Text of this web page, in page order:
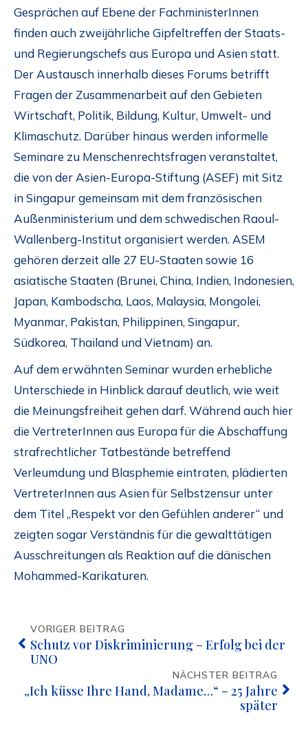
Gesprächen auf Ebene der FachministerInnen
finden auch zweijährliche Gipfeltreffen der Staats-
und Regierungschefs aus Europa und Asien statt.
Der Austausch innerhalb dieses Forums betrifft
Fragen der Zusammenarbeit auf den Gebieten
Wirtschaft, Politik, Bildung, Kultur, Umwelt- und
Klimaschutz. Darüber hinaus werden informelle
Seminare zu Menschenrechtsfragen veranstaltet,
die von der Asien-Europa-Stiftung (ASEF) mit Sitz
in Singapur gemeinsam mit dem französischen
Außenministerium und dem schwedischen Raoul-
Wallenberg-Institut organisiert werden. ASEM
gehören derzeit alle 27 EU-Staaten sowie 16
asiatische Staaten (Brunei, China, Indien, Indonesien,
Japan, Kambodscha, Laos, Malaysia, Mongolei,
Myanmar, Pakistan, Philippinen, Singapur,
Südkorea, Thailand und Vietnam) an.
Auf dem erwähnten Seminar wurden erhebliche
Unterschiede in Hinblick darauf deutlich, wie weit
die Meinungsfreiheit gehen darf. Während auch hier
die VertreterInnen aus Europa für die Abschaffung
strafrechtlicher Tatbestände betreffend
Verleumdung und Blasphemie eintraten, plädierten
VertreterInnen aus Asien für Selbstzensur unter
dem Titel „Respekt vor den Gefühlen anderer“ und
zeigten sogar Verständnis für die gewalttätigen
Ausschreitungen als Reaktion auf die dänischen
Mohammed-Karikaturen.
VORIGER BEITRAG
Schutz vor Diskriminierung – Erfolg bei der
UNO
NÄCHSTER BEITRAG
„Ich küsse Ihre Hand, Madame…“ – 25 Jahre
später